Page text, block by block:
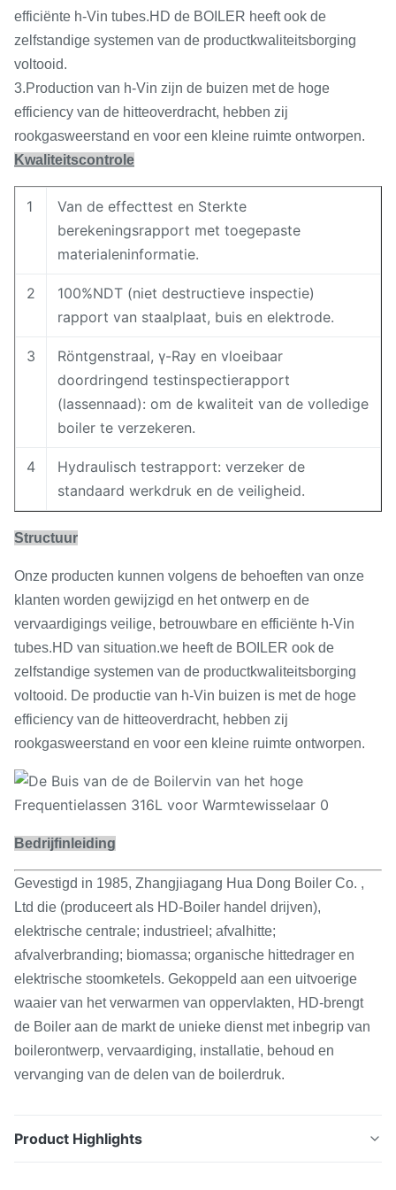
efficiënte h-Vin tubes.HD de BOILER heeft ook de
zelfstandige systemen van de productkwaliteitsborging
voltooid.
3.Production van h-Vin zijn de buizen met de hoge
efficiency van de hitteoverdracht, hebben zij
rookgasweerstand en voor een kleine ruimte ontworpen.
Kwaliteitscontrole
1
Van de effecttest en Sterkte
berekeningsrapport met toegepaste
materialeninformatie.
2
100%NDT (niet destructieve inspectie)
rapport van staalplaat, buis en elektrode.
3
Röntgenstraal, γ-Ray en vloeibaar
doordringend testinspectierapport
(lassennaad): om de kwaliteit van de volledige
boiler te verzekeren.
4
Hydraulisch testrapport: verzeker de
standaard werkdruk en de veiligheid.
Structuur
Onze producten kunnen volgens de behoeften van onze
klanten worden gewijzigd en het ontwerp en de
vervaardigings veilige, betrouwbare en efficiënte h-Vin
tubes.HD van situation.we heeft de BOILER ook de
zelfstandige systemen van de productkwaliteitsborging
voltooid. De productie van h-Vin buizen is met de hoge
efficiency van de hitteoverdracht, hebben zij
rookgasweerstand en voor een kleine ruimte ontworpen.
Bedrijfinleiding
Gevestigd in 1985, Zhangjiagang Hua Dong Boiler Co. ,
Ltd die (produceert als HD-Boiler handel drijven),
elektrische centrale; industrieel; afvalhitte;
afvalverbranding; biomassa; organische hittedrager en
elektrische stoomketels. Gekoppeld aan een uitvoerige
waaier van het verwarmen van oppervlakten, HD-brengt
de Boiler aan de markt de unieke dienst met inbegrip van
boilerontwerp, vervaardiging, installatie, behoud en
vervanging van de delen van de boilerdruk.
Product Highlights